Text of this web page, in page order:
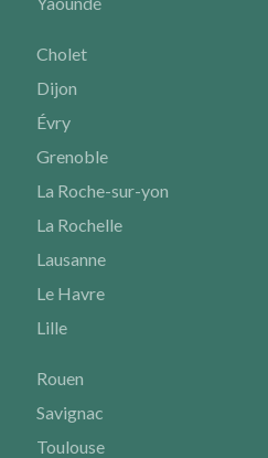
Cholet
Dijon
Évry
Grenoble
La Roche-sur-yon
La Rochelle
Lausanne
Le Havre
Lille
Rouen
Savignac
Toulouse